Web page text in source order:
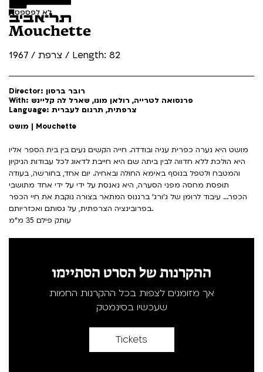
Mouchette
צרפת / 1967 / Length: 82
לא לפספס
Director: רובר ברסון
With: פרנסואה לטרייה, רולאן מונו, שארל לה קליינש
Language: צרפתית, תרגום לעברית
מושט | Mouchette
מושט היא נערה כפרית עניה ובודדה. חייה הקשים נעים בין בית הספר אליו
היא הולכת ללא חדווה לבין ביתה שם היא חייבת לדאוג לכל עבודות הניקיון
והמטבח ולטפל בנוסף באימא החולה ובאחיה. יום אחד, בחורשה, בעודה
תופסת מחסה מפני הסערה, היא נאנסת על ידי על ידי אחד מתושבי
הכפר... עיבוד לרומן של ג'ורג' ברננוס המתאר בצורה נוקבת את חיי הכפר
בפרובינציה הצרפתית, על גסותם ואכזריותם.
עותק פילם 35 מ"מ
ההקרנות של הסרט הסתיימו
אך מזומנים לצפות בכל ההקרנות החמות
שעכשיו בסינמטק
Tickets